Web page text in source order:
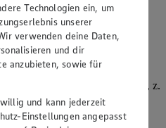
0.99€
von 1.11€ (Insgesamt -51%
versch. Sorten und Fettstufen, z.
(1kg = 5,69)
Technologien ein, um
unserer
verwenden deine Daten,
und dir
anzubieten, sowie für
und kann jederzeit
Einstellungen angepasst